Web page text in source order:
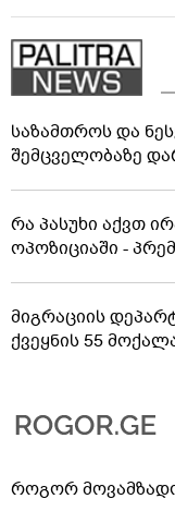
საზამთროს და
შემცველობაზე
რა პასუხი აქვთ
ოპოზიციაში -
მიგრაციის
ქვეყნის 55
როგორ